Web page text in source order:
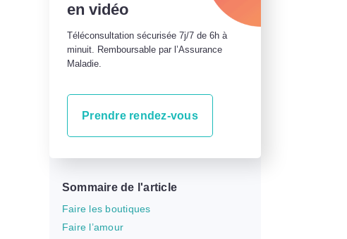
en vidéo
Téléconsultation sécurisée 7j/7 de 6h à
minuit. Remboursable par l’Assurance
Maladie.
Prendre rendez-vous
Sommaire de l'article
Faire les boutiques
Faire l’amour